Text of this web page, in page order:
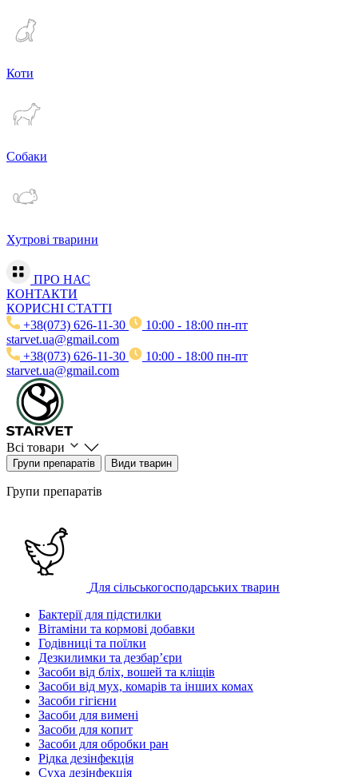
Коти
Собаки
Хутрові тварини
ПРО НАС
КОНТАКТИ
КОРИСНІ СТАТТІ
+38(073) 626-11-30
10:00 - 18:00 пн-пт
starvet.ua@gmail.com
+38(073) 626-11-30
10:00 - 18:00 пн-пт
starvet.ua@gmail.com
Всі товари
Групи препаратів Види тварин
Групи препаратів
Для сільськогосподарських тварин
Бактерії для підстилки
Вітаміни та кормові добавки
Годівниці та поїлки
Дезкилимки та дезбарʼєри
Засоби від бліх, вошей та кліщів
Засоби від мух, комарів та інших комах
Засоби гігієни
Засоби для вимені
Засоби для копит
Засоби для обробки ран
Рідка дезінфекція
Суха дезінфекція